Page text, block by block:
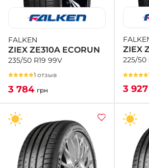
+38
-
+38
-
+38
- Тополь
+38
-
FALKEN
ZIEX ZE310A ECORUN
235/50 R19 99V
1 отзыв
3 784 грн
ZIEX
225/50
3 927